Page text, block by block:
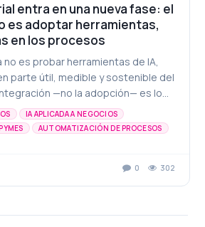
entra en una nueva fase: el
es adoptar herramientas,
en los procesos
no es probar herramientas de IA,
parte útil, medible y sostenible del
—no la adopción— es lo
que consume tecnología de otra
capacidad operativa.
IA APLICADA A NEGOCIOS
AUTOMATIZACIÓN DE PROCESOS
0 302